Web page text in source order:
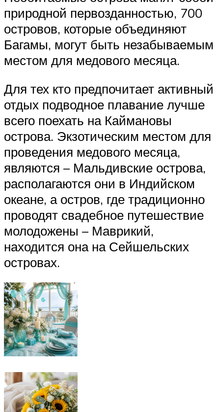
природной первозданностью, 700
островов, которые объединяют
Багамы, могут быть незабываемым
местом для медового месяца.
Для тех кто предпочитает активный
отдых подводное плавание лучше
всего поехать на Каймановы
острова. Экзотическим местом для
проведения медового месяца,
являются – Мальдивские острова,
располагаются они в Индийском
океане, а остров, где традиционно
проводят свадебное путешествие
молодожены – Маврикий,
находится она на Сейшельских
островах.